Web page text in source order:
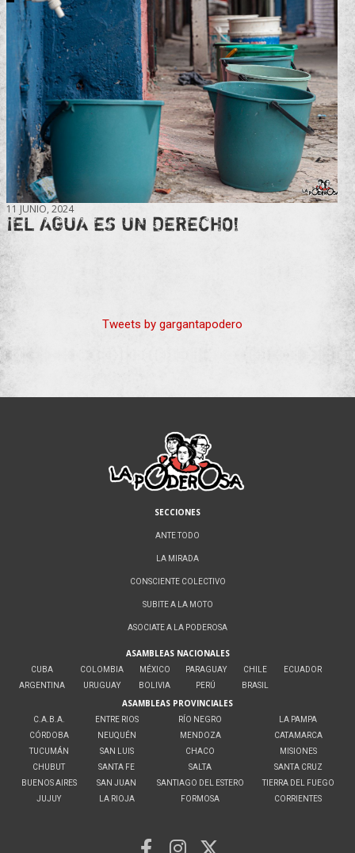
11 JUNIO, 2024
¡EL AGUA ES UN DERECHO!
Tweets by gargantapodero
SECCIONES
ANTE TODO
LA MIRADA
CONSCIENTE COLECTIVO
SUBITE A LA MOTO
ASOCIATE A LA PODEROSA
ASAMBLEAS NACIONALES
CUBA
ARGENTINA
COLOMBIA
URUGUAY
MÉXICO
BOLIVIA
PARAGUAY
PERÚ
CHILE
BRASIL
ECUADOR
ASAMBLEAS PROVINCIALES
C.A.B.A.
CÓRDOBA
TUCUMÁN
CHUBUT
BUENOS AIRES
JUJUY
ENTRE RIOS
NEUQUÉN
SAN LUIS
SANTA FE
SAN JUAN
LA RIOJA
RÍO NEGRO
MENDOZA
CHACO
SALTA
SANTIAGO DEL ESTERO
FORMOSA
LA PAMPA
CATAMARCA
MISIONES
SANTA CRUZ
TIERRA DEL FUEGO
CORRIENTES